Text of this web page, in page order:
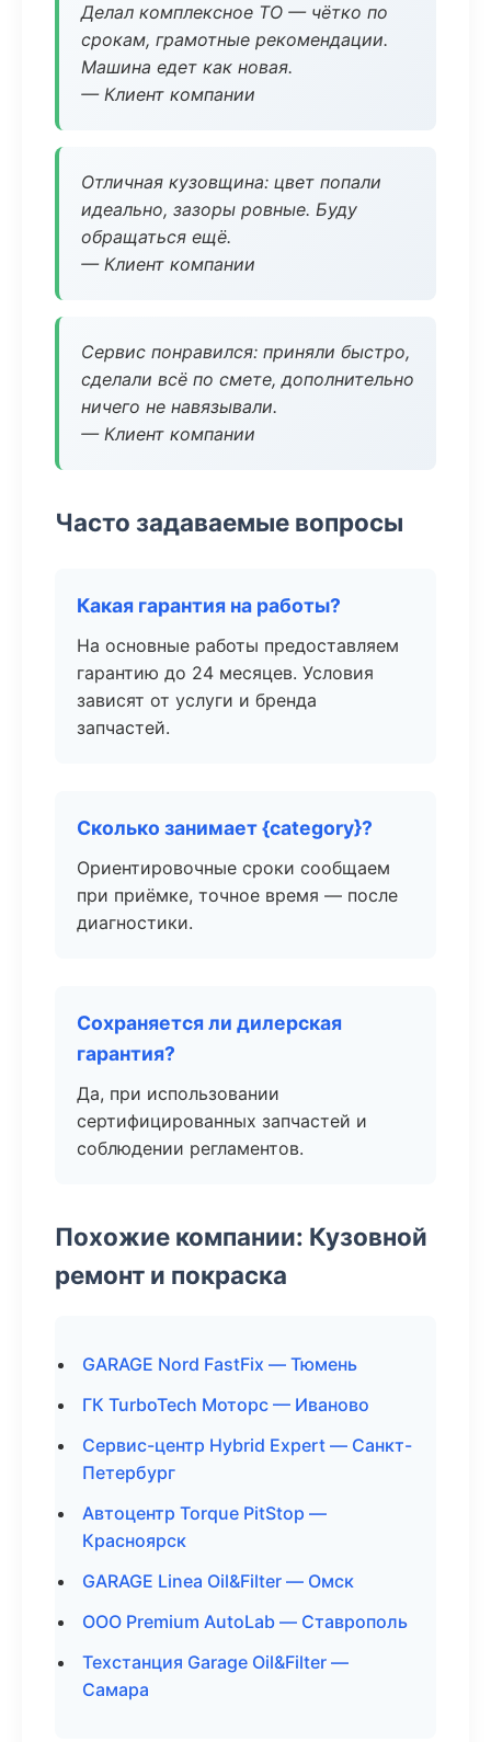
Делал комплексное ТО — чётко по
срокам, грамотные рекомендации.
Машина едет как новая.
— Клиент компании
Отличная кузовщина: цвет попали
идеально, зазоры ровные. Буду
обращаться ещё.
— Клиент компании
Сервис понравился: приняли быстро,
сделали всё по смете, дополнительно
ничего не навязывали.
— Клиент компании
Часто задаваемые вопросы
Какая гарантия на работы?
На основные работы предоставляем
гарантию до 24 месяцев. Условия
зависят от услуги и бренда
запчастей.
Сколько занимает {category}?
Ориентировочные сроки сообщаем
при приёмке, точное время — после
диагностики.
Сохраняется ли дилерская
гарантия?
Да, при использовании
сертифицированных запчастей и
соблюдении регламентов.
Похожие компании: Кузовной
ремонт и покраска
GARAGE Nord FastFix — Тюмень
ГК TurboTech Моторс — Иваново
Сервис-центр Hybrid Expert — Санкт-
Петербург
Автоцентр Torque PitStop —
Красноярск
GARAGE Linea Oil&Filter — Омск
ООО Premium AutoLab — Ставрополь
Техстанция Garage Oil&Filter —
Самара